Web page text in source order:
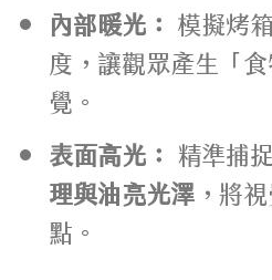
內部暖光： 模擬烤
度，讓觀眾產生「
覺。
表面高光： 精準捕
理與油亮光澤 ，將
點。